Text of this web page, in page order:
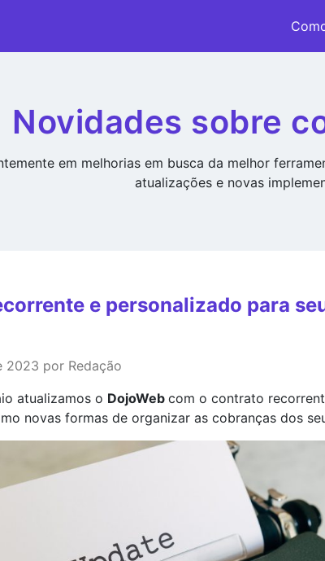
Novidades sobre
em melhorias em busca da melhor
atualizações e novas
e personalizado para
2023 por Redação
atualizamos o DojoWeb com o contrato
novas formas de organizar as cobranças dos